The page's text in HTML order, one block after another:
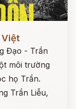
Đạo - Trần
môi trường
họ Trần.
Trần Liễu,